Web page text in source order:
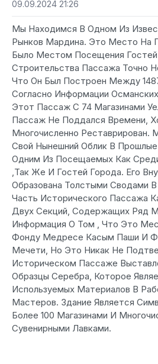
09.09.2024 21:26
Мы Находимся В Одном Из
Рынков Мардина. Это Место На
Было Местом Посещения
Строительства Пассажа Точно
Что Он Был Построен Между
Согласно Информации
Этот Пассаж С 74 Магазинами
Пассаж Не Поддался Времени,
Многочисленно Реставрирован.
Свой Нынешний Облик В Прошлые
Одним Из Посещаемых Как
,Так Же И Гостей Города. Его
Образована Толстыми Сводами
Часть Исторического Пассажа
Двух Секций, Содержащих Ряд
Информация О Том , Что Это
Фонду Медреcе Касым Паши И
Мечети, Но Это Никак Не
Историческом Пассаже
Образцы Серебра, Которое
Используемых Материалов В
Мастеров. Здание Является
Более 100 Магазинами И
Сувенирными Лавками.